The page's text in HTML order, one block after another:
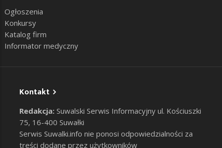
Ogłoszenia
Konkursy
Katalog firm
Informator medyczny
Kontakt
Redakcja: Suwalski Serwis Informacyjny ul. Kościuszki
75, 16-400 Suwałki
Serwis Suwalki.info nie ponosi odpowiedzialności za
treści dodane przez użytkowników